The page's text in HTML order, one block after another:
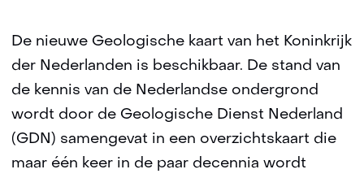
De nieuwe Geologische kaart van het Koninkrijk
der Nederlanden is beschikbaar. De stand van
de kennis van de Nederlandse ondergrond
wordt door de Geologische Dienst Nederland
(GDN) samengevat in een overzichtskaart die
maar één keer in de paar decennia wordt